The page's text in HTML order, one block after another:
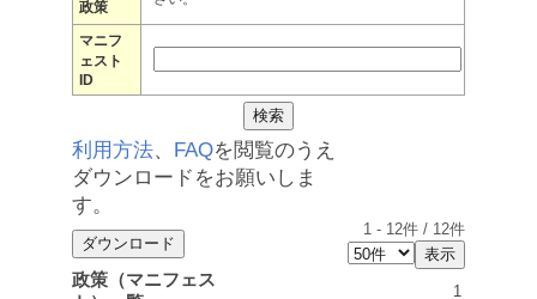
政策
マニフ
ェスト
ID
利用方法、 FAQを閲覧のうえ
ダウンロードをお願いしま
す。
1 - 12件 / 12件
政策（マニフェス
1